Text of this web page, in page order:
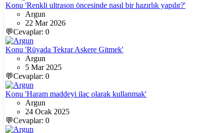
Konu 'Renkli ultrason öncesinde nasıl bir hazırlık yapılır?'
Argun
22 Mar 2026
💬Cevaplar: 0
Konu 'Rüyada Tekrar Askere Gitmek'
Argun
5 Mar 2025
💬Cevaplar: 0
Konu 'Haram maddeyi ilaç olarak kullanmak'
Argun
24 Ocak 2025
💬Cevaplar: 0